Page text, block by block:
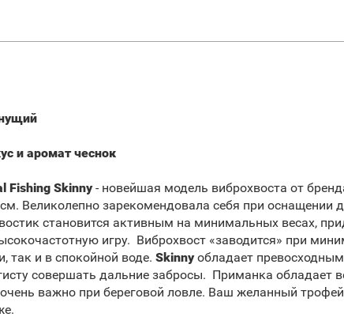
и аромат чеснок
Fishing Skinny- новейшая модель виброхвоста от
см. Великолепно зарекомендовала себя при
становится активным на минимальных весах,
игру. Виброхвост «заводится» при
так и в спокойной воде. Skinnyобладает
совершать дальние забросы. Приманка обладает
важно при береговой ловле. Ваш желанный